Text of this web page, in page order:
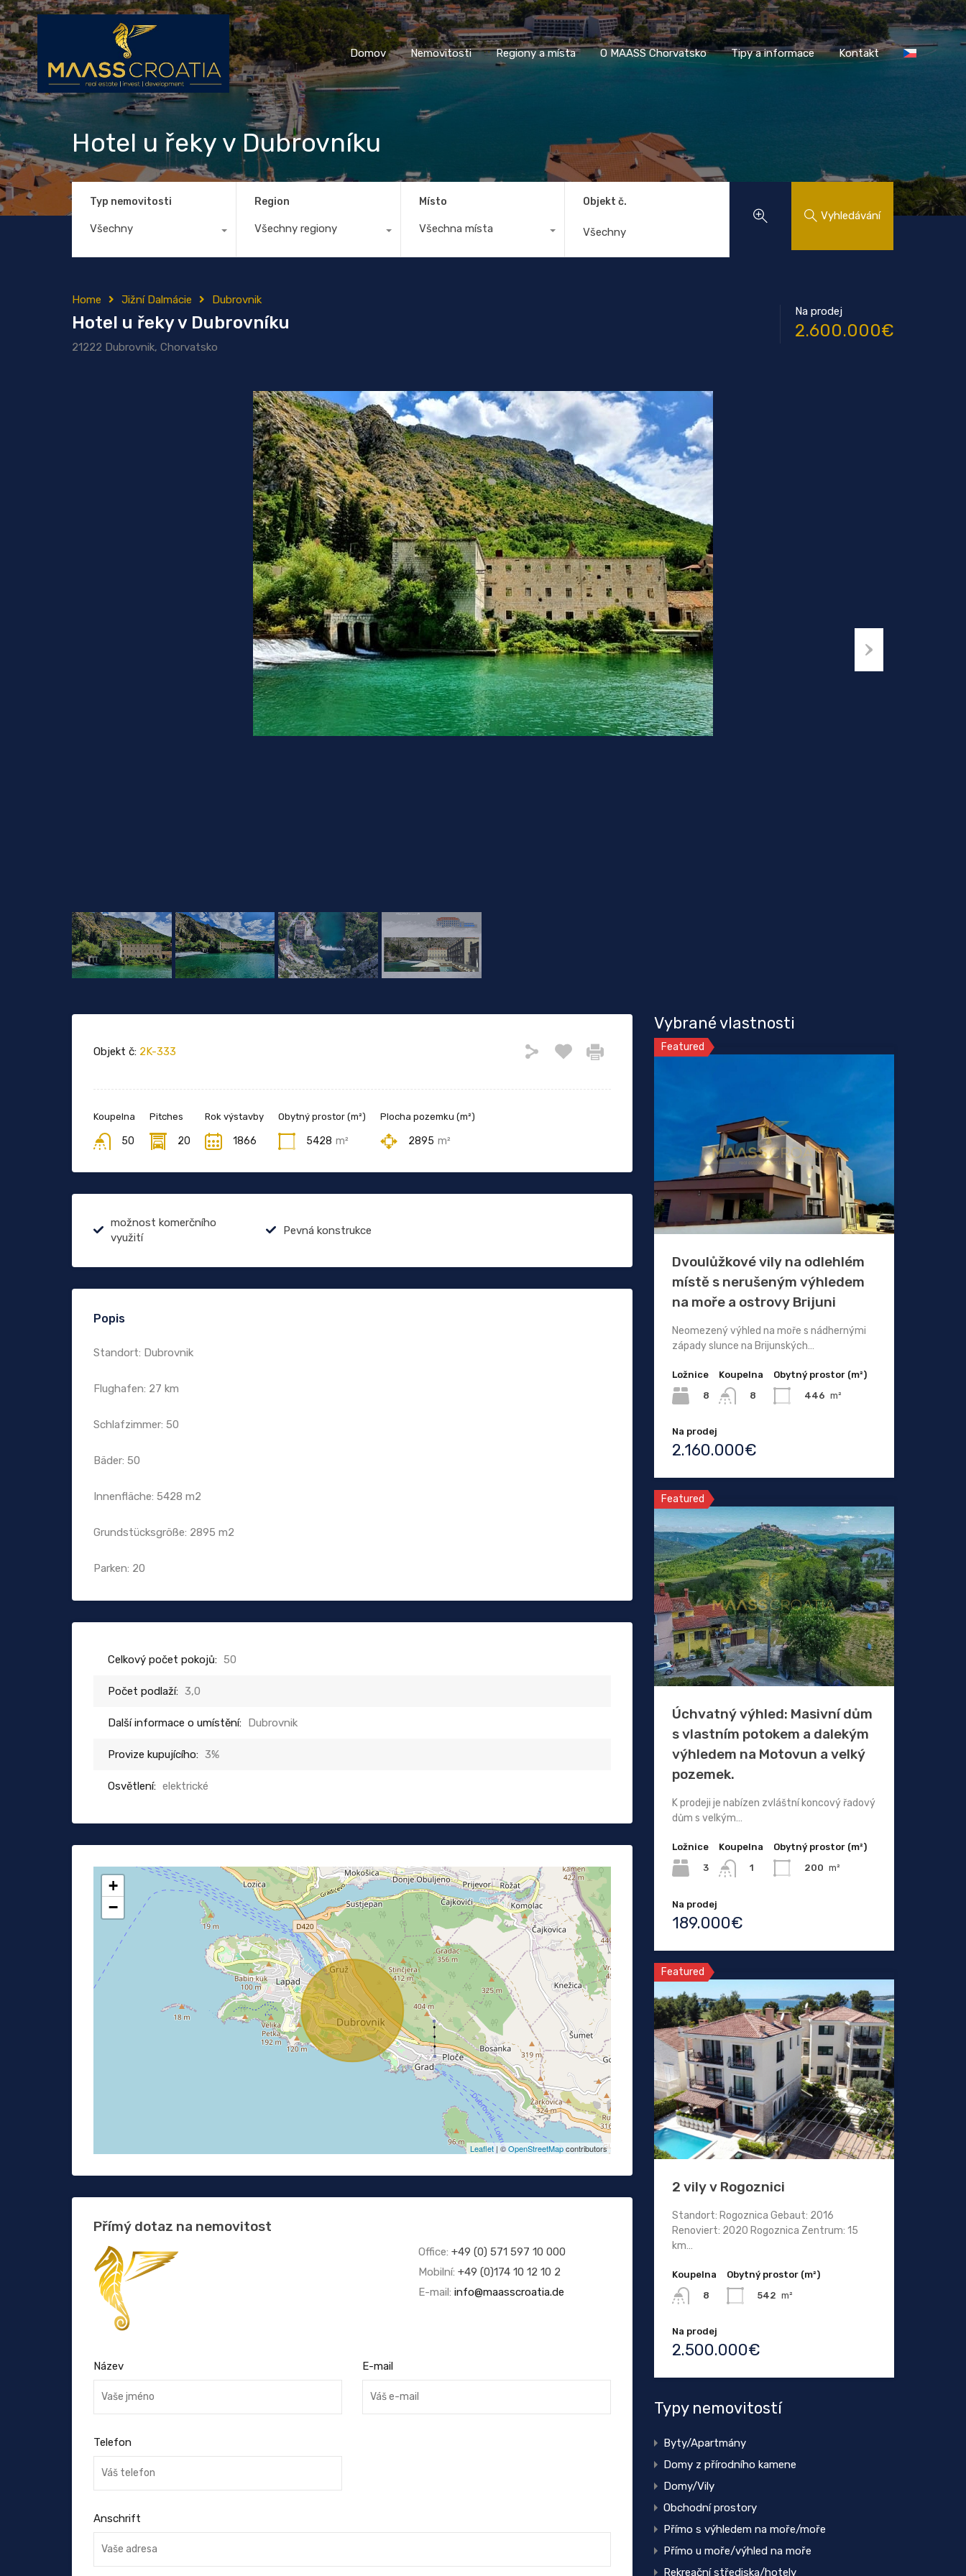
Domov Nemovitosti Regiony a místa O MAASS Chorvatsko Tipy a informace Kontakt
Domov Nemovitosti Regiony a místa O MAASS Chorvatsko Tipy a informace Kontakt
Hotel u řeky v Dubrovníku
Typ nemovitosti
Všechny
Region
Všechny regiony
Místo
Všechna místa
Objekt č.
Vyhledávání
Home Jižní Dalmácie Dubrovnik
Hotel u řeky v Dubrovníku
21222 Dubrovnik, Chorvatsko
Na prodej
2.600.000€
Objekt č: 2K-333
Koupelna
50
Pitches
20
Rok výstavby
1866
Obytný prostor (m²)
5428 m²
Plocha pozemku (m²)
2895 m²
možnost komerčního
využití
Pevná konstrukce
Popis
Standort: Dubrovnik
Flughafen: 27 km
Schlafzimmer: 50
Bäder: 50
Innenfläche: 5428 m2
Grundstücksgröße: 2895 m2
Parken: 20
Celkový počet pokojů: 50
Počet podlaží: 3,0
Další informace o umístění: Dubrovnik
Provize kupujícího: 3%
Osvětlení: elektrické
+
−
Leaflet| ©OpenStreetMapcontributors
Přímý dotaz na nemovitost
Office: +49 (0) 571 597 10 000
Mobilní: +49 (0)174 10 12 10 2
E-mail: info@maasscroatia.de
Název E-mail
Telefon
Anschrift
Vybrané vlastnosti
Featured
Dvoulůžkové vily na odlehlém
místě s nerušeným výhledem
na moře a ostrovy Brijuni
Neomezený výhled na moře s nádhernými
západy slunce na Brijunských…
Ložnice
8
Koupelna
8
Obytný prostor (m²)
446 m²
Na prodej
2.160.000€
Featured
Úchvatný výhled: Masivní dům
s vlastním potokem a dalekým
výhledem na Motovun a velký
pozemek.
K prodeji je nabízen zvláštní koncový řadový
dům s velkým…
Ložnice
3
Koupelna
1
Obytný prostor (m²)
200 m²
Na prodej
189.000€
Featured
2 vily v Rogoznici
Standort: Rogoznica Gebaut: 2016
Renoviert: 2020 Rogoznica Zentrum: 15
km…
Koupelna
8
Obytný prostor (m²)
542 m²
Na prodej
2.500.000€
Typy nemovitostí
Byty/Apartmány
Domy z přírodního kamene
Domy/Vily
Obchodní prostory
Přímo s výhledem na moře/moře
Přímo u moře/výhled na moře
Rekreační střediska/hotely